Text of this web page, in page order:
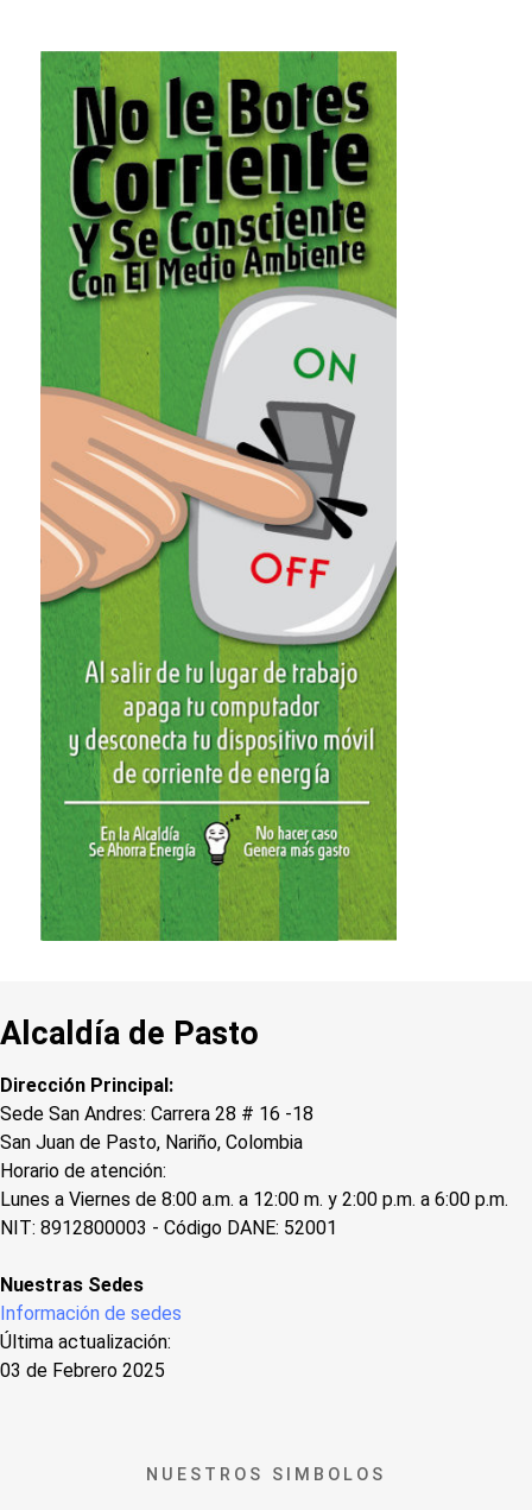
Alcaldía de Pasto
Dirección Principal:
Sede San Andres: Carrera 28 # 16 -18
San Juan de Pasto, Nariño, Colombia
Horario de atención:
Lunes a Viernes de 8:00 a.m. a 12:00 m. y 2:00 p.m. a 6:00 p.m.
NIT: 8912800003 - Código DANE: 52001
Nuestras Sedes
Información de sedes
Última actualización:
03 de Febrero 2025
NUESTROS SIMBOLOS